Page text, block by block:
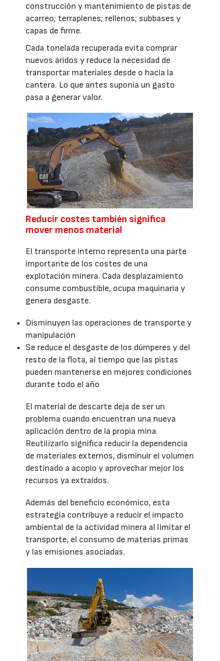
construcción y mantenimiento de pistas de
acarreo; terraplenes; rellenos; subbases y
capas de firme.
Cada tonelada recuperada evita comprar
nuevos áridos y reduce la necesidad de
transportar materiales desde o hacia la
cantera. Lo que antes suponía un gasto
pasa a generar valor.
Reducir costes también significa
mover menos material
El transporte interno representa una parte
importante de los costes de una
explotación minera. Cada desplazamiento
consume combustible, ocupa maquinaria y
genera desgaste.
Disminuyen las operaciones de transporte y
manipulación
Se reduce el desgaste de los dúmperes y del
resto de la flota, al tiempo que las pistas
pueden mantenerse en mejores condiciones
durante todo el año
El material de descarte deja de ser un
problema cuando encuentran una nueva
aplicación dentro de la propia mina.
Reutilizarlo significa reducir la dependencia
de materiales externos, disminuir el volumen
destinado a acopio y aprovechar mejor los
recursos ya extraídos.
Además del beneficio económico, esta
estrategia contribuye a reducir el impacto
ambiental de la actividad minera al limitar el
transporte, el consumo de materias primas
y las emisiones asociadas.